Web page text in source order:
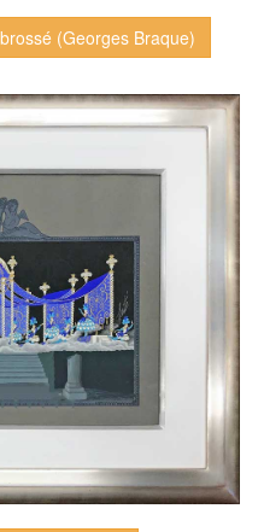
(Georges Braque)